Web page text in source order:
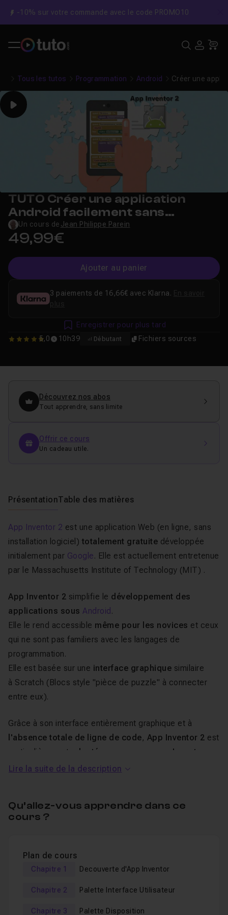
-10% sur votre commande avec le code PROMO10
Tous les tutos Programmation Android Créer une
Play
TUTO Créer une application
Android facilement sans
programmation
Un cours de Jean Philippe Parein
49,99€
Ajouter au panier
5 5,0 10h39 Débutant Fichiers sources
3 paiements de 16,66€ avec Klarna.
Enregistrer pour plus tard
Découvrez nos abos
Tout apprendre, sans limite
Offrir ce cours
Un cadeau utile.
PrésentationTable des matières
App Inventor 2 est une application Web (en ligne, sans
installation logiciel) totalement gratuite développée
initialement par Google. Elle est actuellement entretenue
par le Massachusetts Institute of Technology (MIT) .
App Inventor 2 simplifie le développement des
applications sous Android .
Elle le rend accessible même pour les novices et ceux
qui ne sont pas familiers avec les langages de
programmation.
Elle est basée sur une interface graphique similaire
à Scratch (Blocs style "pièce de puzzle" à connecter
entre eux).
Grâce à son interface entièrement graphique et à
l'absence totale de ligne de code, App Inventor 2 est
particulièrement
adaptée aux personnes n'ayant
aucune connaissance en programmation.
n'en reste pas moins quevous pouvez créer des
applications très puissantes
photo, la caméra de votre périphérique mobile n'est pas
à votre portée ? Je peux vous garantir qu'avec App
Lire la suite de la description
Qu’allez-vous apprendre dans ce
cours ?
Plan de cours
Chapitre 1 Decouverte d'App Inventor
Chapitre 2 Palette Interface Utilisateur
Chapitre 3 Palette Disposition